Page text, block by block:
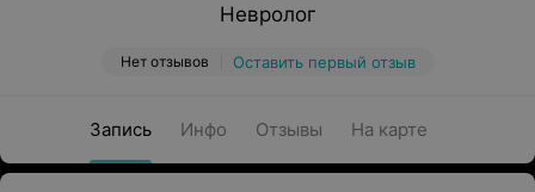
Невролог
Нет отзывов Оставить первый отзыв
Запись Инфо Отзывы На карте